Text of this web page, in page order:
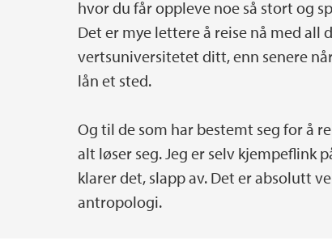
hvor du får oppleve noe så stort og
Det er mye lettere å reise nå med all
vertsuniversitetet ditt, enn senere
lån et sted.
Og til de som har bestemt seg for å
alt løser seg. Jeg er selv kjempeflink
klarer det, slapp av. Det er absolutt
antropologi.